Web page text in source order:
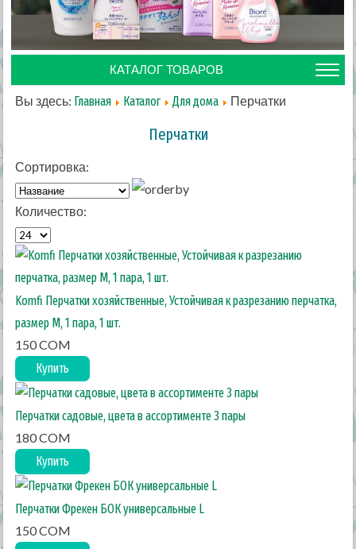
КАТАЛОГ ТОВАРОВ
Вы здесь: Главная Каталог Для дома Перчатки
Перчатки
Сортировка:
Количество:
Komfi Перчатки хозяйственные, Устойчивая к разрезанию перчатка,
размер M, 1 пара, 1 шт.
150 COM
Купить
Перчатки садовые, цвета в ассортименте 3 пары
180 COM
Купить
Перчатки Фрекен БОК универсальные L
150 COM